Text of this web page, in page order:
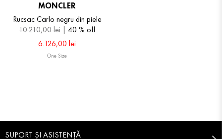
MONCLER
Rucsac Carlo negru din piele
10.210,00lei 40 % off
6.126,00 lei
One Size
SUPORT ȘI ASISTENȚĂ